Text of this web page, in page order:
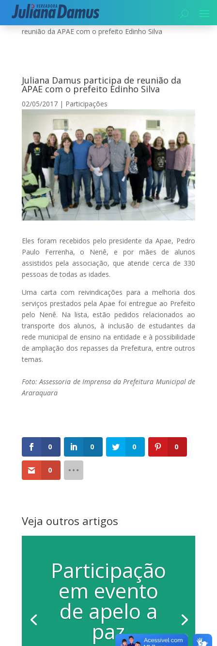
Início|Participações|Juliana Damus participa de
reunião da APAE com o prefeito Edinho Silva
Juliana Damus participa de reunião da
APAE com o prefeito Edinho Silva
02/05/2017| Participações
Eles foram recebidos pelo presidente da Apae, Pedro
Paulo Ferrenha, o Nenê, e por mães de alunos
assistidos pela associação, que atende cerca de 330
pessoas de todas as idades.
Uma carta com reivindicações para a melhoria dos
serviços prestados pela Apae foi entregue ao Prefeito
pelo Nenê. Na lista, estão pedidos relacionados ao
transporte dos alunos, à inclusão de estudantes da
rede municipal de ensino na entidade e à possibilidade
de ampliação dos repasses da Prefeitura, entre outros
temas.
Foto: Assessoria de Imprensa da Prefeitura Municipal de
Araraquara
0 0 0 0
0
Veja outros artigos
Participação
em evento
de apelo a
paz